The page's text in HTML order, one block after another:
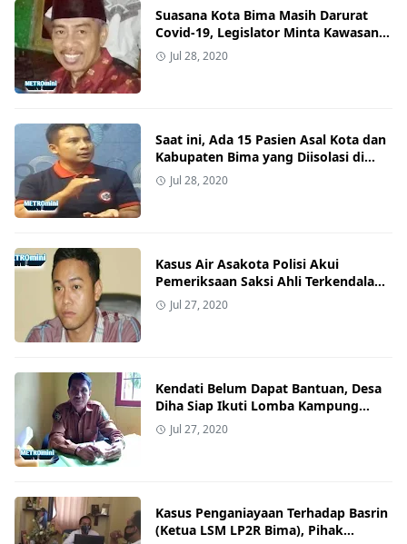
Suasana Kota Bima Masih Darurat
Covid-19, Legislator Minta Kawasan
Lawata dan Tempat Keramaian
Lainnya Ditutup Sementara
Jul 28, 2020
Saat ini, Ada 15 Pasien Asal Kota dan
Kabupaten Bima yang Diisolasi di
RSUD Bima
Jul 28, 2020
Kasus Air Asakota Polisi Akui
Pemeriksaan Saksi Ahli Terkendala
Situasi Corona
Jul 27, 2020
Kendati Belum Dapat Bantuan, Desa
Diha Siap Ikuti Lomba Kampung
Sehat Polda NTB
Jul 27, 2020
Kasus Penganiayaan Terhadap Basrin
(Ketua LSM LP2R Bima), Pihak